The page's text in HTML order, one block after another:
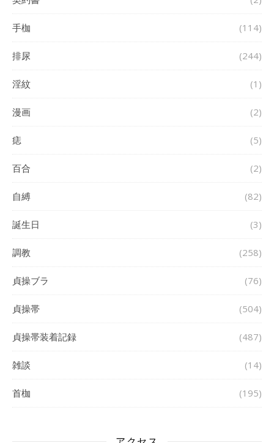
手枷 (114)
排尿 (244)
淫紋 (1)
漫画 (2)
痣 (5)
百合 (2)
自縛 (82)
誕生日 (3)
調教 (258)
貞操ブラ (76)
貞操帯 (504)
貞操帯装着記録 (487)
雑談 (14)
首枷 (195)